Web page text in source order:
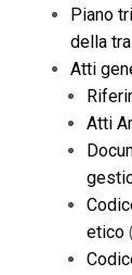
Piano
della
Atti
Atti
etico